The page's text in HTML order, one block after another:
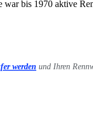
bis 1970 aktive
werden und Ihren